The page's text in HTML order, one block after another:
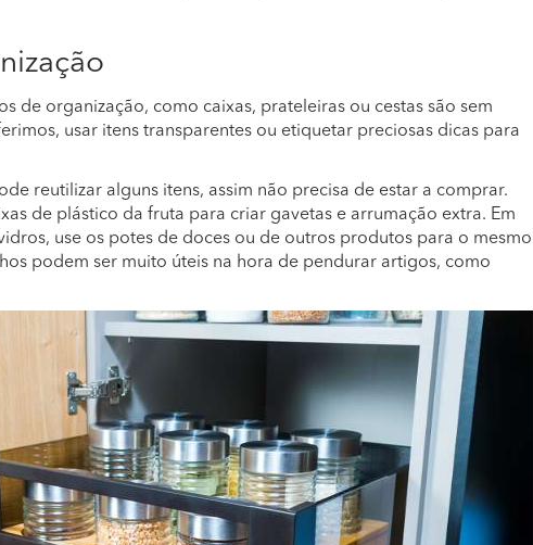
de organização, como caixas, prateleiras ou cestas são sem
usar itens transparentes ou etiquetar preciosas dicas para
reutilizar alguns itens, assim não precisa de estar a comprar.
de plástico da fruta para criar gavetas e arrumação extra. Em
use os potes de doces ou de outros produtos para o mesmo
podem ser muito úteis na hora de pendurar artigos, como